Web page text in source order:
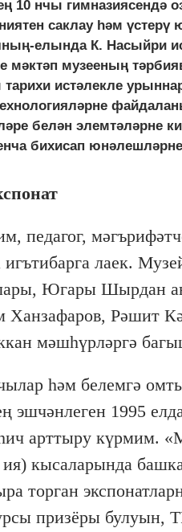
10 нчы гимназиясендә
саклау һәм
елында К. Насыйри
мәктәп музееның
тарихи истәлекле
белән элемтәләрне
бихисап юнәлешләрне
педагог,
игътибарга лаек.
Югары Шырдан
Ханзафаров, Рәшит
мәшһүрләргә
һәм белемгә
эшчәнлеген 1995
арттыру күрмим.
кысаларында
торган
призёры